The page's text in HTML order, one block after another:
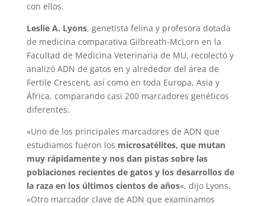
con ellos.
Leslie A. Lyons, genetista felina y profesora dotada
de medicina comparativa Gilbreath-McLorn en la
Facultad de Medicina Veterinaria de MU, recolectó y
analizó ADN de gatos en y alrededor del área de
Fertile Crescent, así como en toda Europa, Asia y
África, comparando casi 200 marcadores genéticos
diferentes.
«Uno de los principales marcadores de ADN que
estudiamos fueron los microsatélites, que mutan
muy rápidamente y nos dan pistas sobre las
poblaciones recientes de gatos y los desarrollos de
la raza en los últimos cientos de años«, dijo Lyons.
«Otro marcador clave de ADN que examinamos